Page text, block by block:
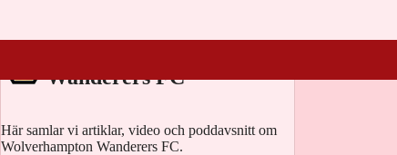
Wanderers FC
Här samlar vi artiklar, video och poddavsnitt om
Wolverhampton Wanderers FC.